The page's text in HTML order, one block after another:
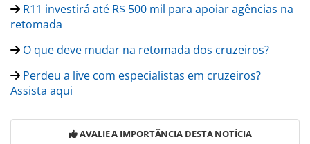
R11 investirá até R$ 500 mil para apoiar agências na
retomada
O que deve mudar na retomada dos cruzeiros?
Perdeu a live com especialistas em cruzeiros?
Assista aqui
AVALIE A IMPORTÂNCIA DESTA NOTÍCIA